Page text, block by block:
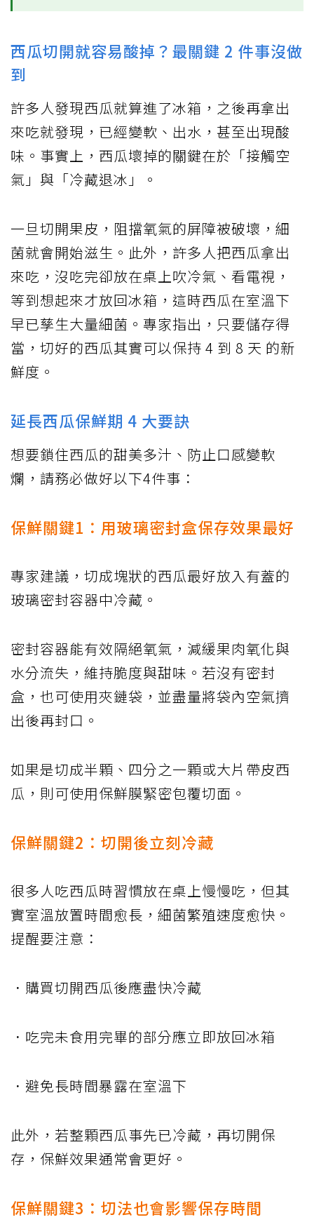
西瓜切開就容易酸掉？最關鍵 2 件事沒做
到
許多人發現西瓜就算進了冰箱，之後再拿出
來吃就發現，已經變軟、出水，甚至出現酸
味。事實上，西瓜壞掉的關鍵在於「接觸空
氣」與「冷藏退冰」。
一旦切開果皮，阻擋氧氣的屏障被破壞，細
菌就會開始滋生。此外，許多人把西瓜拿出
來吃，沒吃完卻放在桌上吹冷氣、看電視，
等到想起來才放回冰箱，這時西瓜在室溫下
早已孳生大量細菌。專家指出，只要儲存得
當，切好的西瓜其實可以保持 4 到 8 天 的新
鮮度。
延長西瓜保鮮期 4 大要訣
想要鎖住西瓜的甜美多汁、防止口感變軟
爛，請務必做好以下4件事：
保鮮關鍵1：用玻璃密封盒保存效果最好
專家建議，切成塊狀的西瓜最好放入有蓋的
玻璃密封容器中冷藏。
密封容器能有效隔絕氧氣，減緩果肉氧化與
水分流失，維持脆度與甜味。若沒有密封
盒，也可使用夾鏈袋，並盡量將袋內空氣擠
出後再封口。
如果是切成半顆、四分之一顆或大片帶皮西
瓜，則可使用保鮮膜緊密包覆切面。
保鮮關鍵2：切開後立刻冷藏
很多人吃西瓜時習慣放在桌上慢慢吃，但其
實室溫放置時間愈長，細菌繁殖速度愈快。
提醒要注意：
．購買切開西瓜後應盡快冷藏
．吃完未食用完畢的部分應立即放回冰箱
．避免長時間暴露在室溫下
此外，若整顆西瓜事先已冷藏，再切開保
存，保鮮效果通常會更好。
保鮮關鍵3：切法也會影響保存時間